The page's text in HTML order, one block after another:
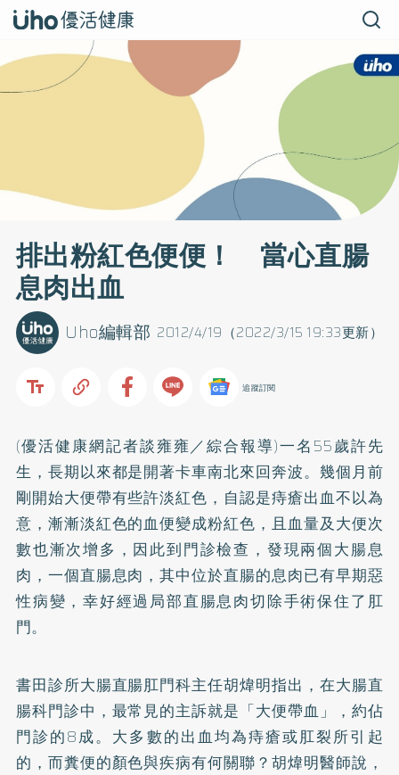
排出粉紅色便便！ 當心直腸
息肉出血
2012/4/19（2022/3/15 19:33更新）
Uho編輯部
追蹤訂閱
(優活健康網記者談雍雍／綜合報導)一名55歲許先
生，長期以來都是開著卡車南北來回奔波。幾個月前
剛開始大便帶有些許淡紅色，自認是痔瘡出血不以為
意，漸漸淡紅色的血便變成粉紅色，且血量及大便次
數也漸次增多，因此到門診檢查，發現兩個大腸息
肉，一個直腸息肉，其中位於直腸的息肉已有早期惡
性病變，幸好經過局部直腸息肉切除手術保住了肛
門。
書田診所大腸直腸肛門科主任胡煒明指出，在大腸直
腸科門診中，最常見的主訴就是「大便帶血」，約佔
門診的8成。大多數的出血均為痔瘡或肛裂所引起
的，而糞便的顏色與疾病有何關聯？胡煒明醫師說，